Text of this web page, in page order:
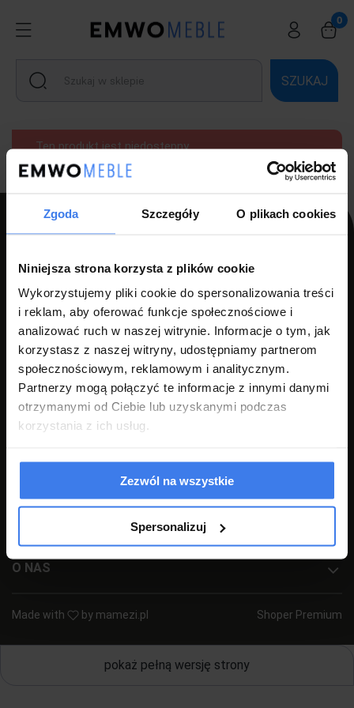
Zgoda Szczegóły O plikach cookies
Niniejsza strona korzysta z plików cookie
Wykorzystujemy pliki cookie do spersonalizowania treści
i reklam, aby oferować funkcje społecznościowe i
analizować ruch w naszej witrynie. Informacje o tym, jak
korzystasz z naszej witryny, udostępniamy partnerom
społecznościowym, reklamowym i analitycznym.
Partnerzy mogą połączyć te informacje z innymi danymi
otrzymanymi od Ciebie lub uzyskanymi podczas
korzystania z ich usług.
Zezwól na wszystkie
Spersonalizuj
SZUKAJ
Ten produkt jest niedostępny.
PPH LUZ s.c Szlagor Marek Szlagor Wojciech
ul. Kołłątaja 8,
46-203 Kluczbork
NIP: 7510000534
+48 77 540 78 47(pon-pt 7:00-17:00)
sklep@emwomeble.pl
PŁATNOŚCI I DOSTAWA
O NAS
Made with by mamezi.pl Shoper Premium
pokaż pełną wersję strony